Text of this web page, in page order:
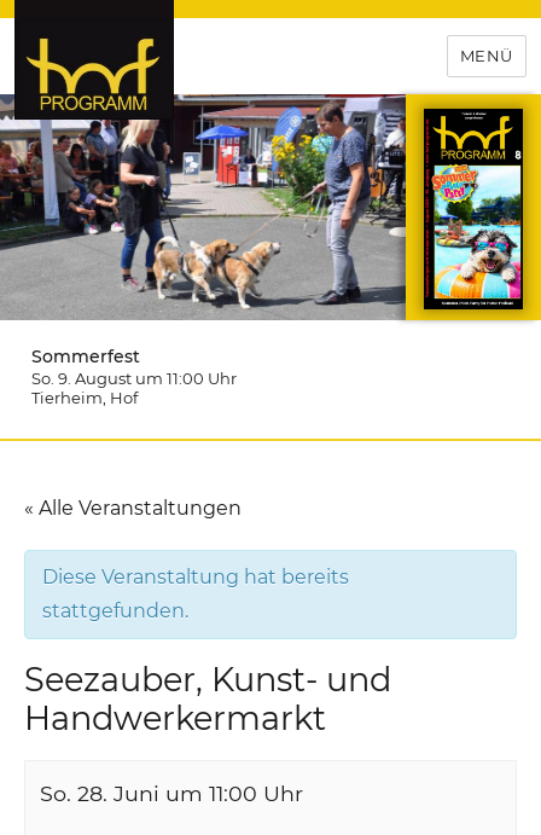
hof-programm – das
Veranstaltungsportal für
Hochfranken
MENÜ
Sommerfest
So. 9. August um 11:00 Uhr
Tierheim , Hof
« Alle Veranstaltungen
Diese Veranstaltung hat bereits
stattgefunden.
Seezauber, Kunst- und
Handwerkermarkt
So. 28. Juni um 11:00 Uhr